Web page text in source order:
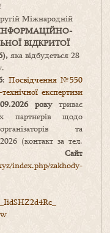
Міжнародній
ВІДКРИТОЇ
яка відбудеться 28
: Посвідчення №550
експертизи
рокутриває
партнерів щодо
та
(контакт за тел.
Сайт
index.php/zakhody-